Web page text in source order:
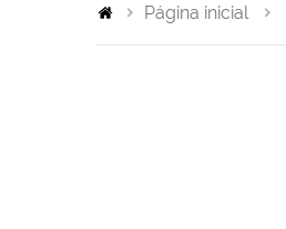
Página inicial